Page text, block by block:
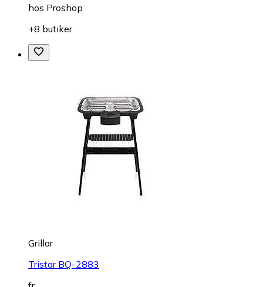
hos Proshop
+8 butiker
Grillar
Tristar BQ-2883